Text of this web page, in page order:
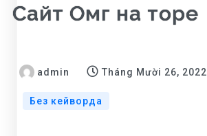
Сайт Омг на торе
admin Tháng Mười 26, 2022
Без кейворда